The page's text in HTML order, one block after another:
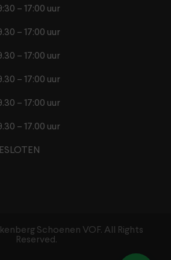
– 17:00 uur
– 17:00 uur
– 17:00 uur
– 17:00 uur
– 17:00 uur
– 17.00 uur
Schoenen VOF. All Rights
Reserved.